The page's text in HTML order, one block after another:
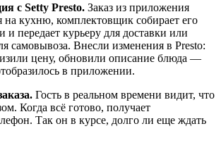
с Setty Presto. Заказ из приложения
на кухню, комплектовщик собирает его
и передает курьеру для доставки или
самовывоза. Внесли изменения в Presto:
цену, обновили описание блюда —
в приложении.
Гость в реальном времени видит, что
Когда всё готово, получает
Так он в курсе, долго ли еще ждать